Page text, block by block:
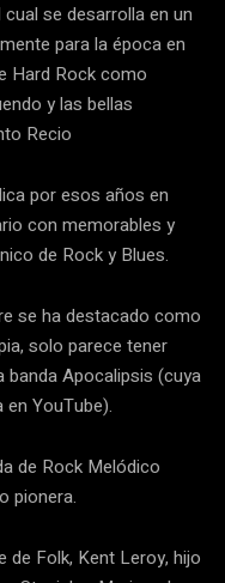
se desarrolla en un
para la época en
Hard Rock como
y las bellas
Recio
por esos años en
con memorables y
de Rock y Blues.
se ha destacado como
solo parece tener
banda Apocalipsis (cuya
YouTube).
de Rock Melódico
pionera.
de Folk, Kent Leroy, hijo